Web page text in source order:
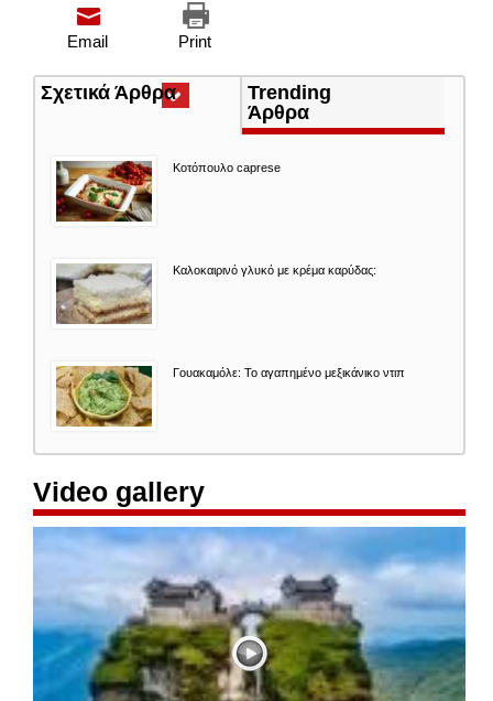
Print
Email
Σχετικά Άρθρα(ενεργή
καρτέλα)
Trending
Άρθρα
Κοτόπουλο caprese
Καλοκαιρινό γλυκό με κρέμα καρύδας:
Γουακαμόλε: Το αγαπημένο μεξικάνικο ντιπ
Video gallery